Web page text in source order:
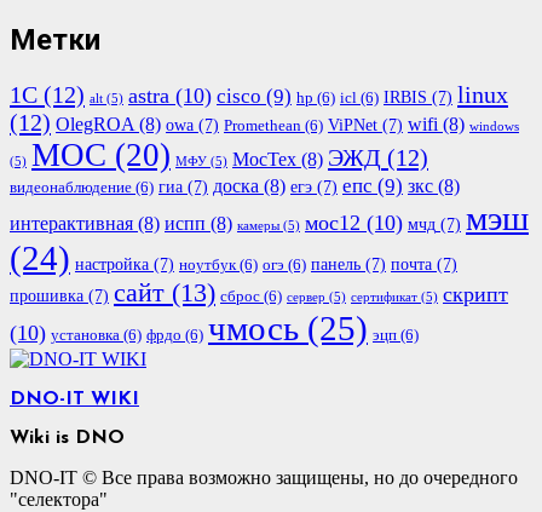
Метки
1С (12) alt (5) astra (10) cisco (9) hp (6) icl (6) IRBIS (7) linux
(12) OlegROA (8) owa (7) Promethean (6) ViPNet (7) wifi (8) windows
(5) МОС (20) МФУ (5) МосТех (8) ЭЖД (12)
видеонаблюдение (6) гиа (7) доска (8) егэ (7) епс (9) зкс (8)
интерактивная (8) испп (8) камеры (5) мос12 (10) мчд (7) мэш
(24) настройка (7) ноутбук(6) огэ (6) панель (7) почта (7)
прошивка (7) сайт (13) сброс (6) сервер (5) сертификат (5) скрипт
(10) установка (6) фрдо (6) чмось (25) эцп (6)
DNO-IT WIKI
Wiki is DNO
DNO-IT © Все права возможно защищены, но до очередного
"селектора"